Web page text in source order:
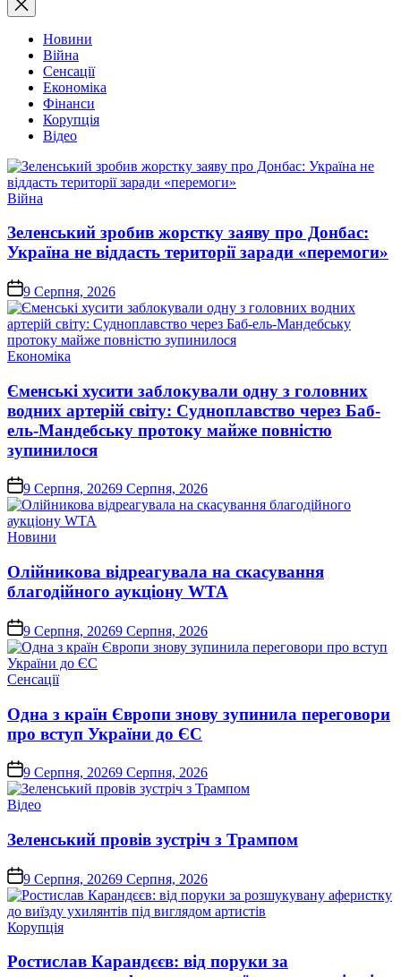
Новини
Війна
Сенсації
Економіка
Фінанси
Корупція
Відео
Опублікувати
Війна
Зеленський зробив жорстку заяву про Донбас:
Україна не віддасть території заради «перемоги»
on9 Серпня, 2026
Опублікувати
Економіка
Єменські хусити заблокували одну з головних
водних артерій світу: Судноплавство через Баб-
ель-Мандебську протоку майже повністю
зупинилося
on9 Серпня, 20269 Серпня, 2026
Опублікувати
Новини
Олійникова відреагувала на скасування
благодійного аукціону WTA
on9 Серпня, 20269 Серпня, 2026
Опублікувати
Сенсації
Одна з країн Європи знову зупинила переговори
про вступ України до ЄС
on9 Серпня, 20269 Серпня, 2026
Опублікувати
Відео
Зеленський провів зустріч з Трампом
on9 Серпня, 20269 Серпня, 2026
Опублікувати
Корупція
Ростислав Карандєєв: від поруки за